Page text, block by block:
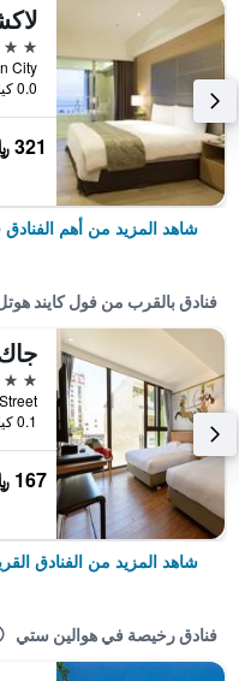
4 نجوم
0.0 كيلومتر عن وسط المدينة
321 ﷼
شاهد المزيد من أهم
فنادق بالقرب من فول كايند
3 نجوم
0.1 كيلومتر عن وسط المدينة
167 ﷼
شاهد المزيد من الفنادق
فنادق رخيصة في هوالين ستي